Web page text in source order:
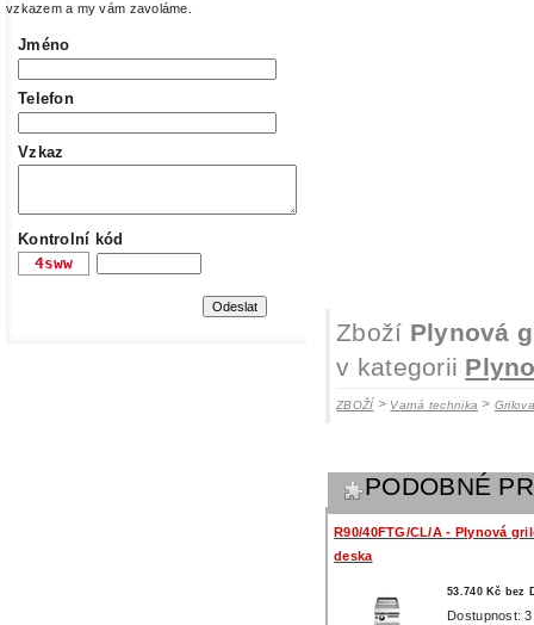
vzkazem a my vám zavoláme.
Jméno
Telefon
Vzkaz
Kontrolní kód
Zboží Plynová
v kategorii
ZBOŽÍ > Varná technika >
PODOBNÉ
R90/40FTG/CL/A - Plynová
deska
53.740 Kč bez
Dostupnost: